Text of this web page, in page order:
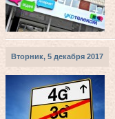
Вторник, 5 декабря 2017